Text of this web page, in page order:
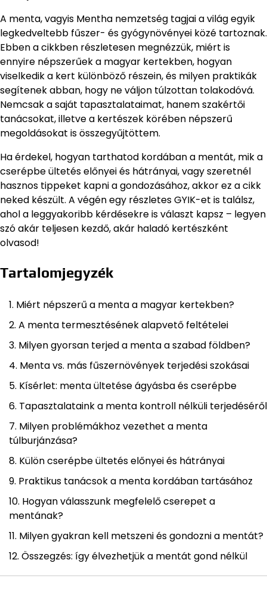
A menta, vagyis Mentha nemzetség tagjai a világ egyik
legkedveltebb fűszer- és gyógynövényei közé tartoznak.
Ebben a cikkben részletesen megnézzük, miért is
ennyire népszerűek a magyar kertekben, hogyan
viselkedik a kert különböző részein, és milyen praktikák
segítenek abban, hogy ne váljon túlzottan tolakodóvá.
Nemcsak a saját tapasztalataimat, hanem szakértői
tanácsokat, illetve a kertészek körében népszerű
megoldásokat is összegyűjtöttem.
Ha érdekel, hogyan tarthatod kordában a mentát, mik a
cserépbe ültetés előnyei és hátrányai, vagy szeretnél
hasznos tippeket kapni a gondozásához, akkor ez a cikk
neked készült. A végén egy részletes GYIK-et is találsz,
ahol a leggyakoribb kérdésekre is választ kapsz – legyen
szó akár teljesen kezdő, akár haladó kertészként
olvasod!
Tartalomjegyzék
Miért népszerű a menta a magyar kertekben?
A menta termesztésének alapvető feltételei
Milyen gyorsan terjed a menta a szabad földben?
Menta vs. más fűszernövények terjedési szokásai
Kísérlet: menta ültetése ágyásba és cserépbe
Tapasztalataink a menta kontroll nélküli terjedéséről
Milyen problémákhoz vezethet a menta
túlburjánzása?
Külön cserépbe ültetés előnyei és hátrányai
Praktikus tanácsok a menta kordában tartásához
Hogyan válasszunk megfelelő cserepet a
mentának?
Milyen gyakran kell metszeni és gondozni a mentát?
Összegzés: így élvezhetjük a mentát gond nélkül